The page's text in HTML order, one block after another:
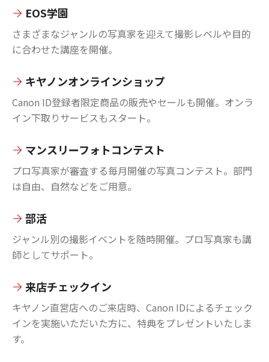
EOS学園
さまざまなジャンルの写真家を迎えて撮影レベルや目的
に合わせた講座を開催。
キヤノンオンラインショップ
Canon ID登録者限定商品の販売やセールも開催。オンラ
イン下取りサービスもスタート。
マンスリーフォトコンテスト
プロ写真家が審査する毎月開催の写真コンテスト。部門
は自由、自然などをご用意。
部活
ジャンル別の撮影イベントを随時開催。プロ写真家も講
師としてサポート。
来店チェックイン
キヤノン直営店へのご来店時、Canon IDによるチェック
インを実施いただいた方に、特典をプレゼントいたしま
す。